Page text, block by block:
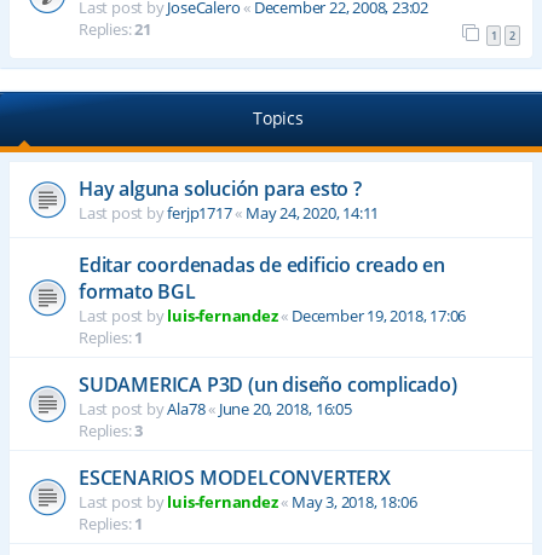
Last post byJoseCalero« December 22, 2008, 23:02
Replies:21 1 2
Topics
Hay alguna solución para esto ?
Last post byferjp1717« May 24, 2020, 14:11
Editar coordenadas de edificio creado en
formato BGL
Last post byluis-fernandez« December 19, 2018, 17:06
Replies:1
SUDAMERICA P3D (un diseño complicado)
Last post byAla78« June 20, 2018, 16:05
Replies:3
ESCENARIOS MODELCONVERTERX
Last post byluis-fernandez« May 3, 2018, 18:06
Replies:1